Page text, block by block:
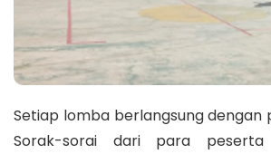
Setiap lomba berlangsung dengan
Sorak-sorai dari para peserta